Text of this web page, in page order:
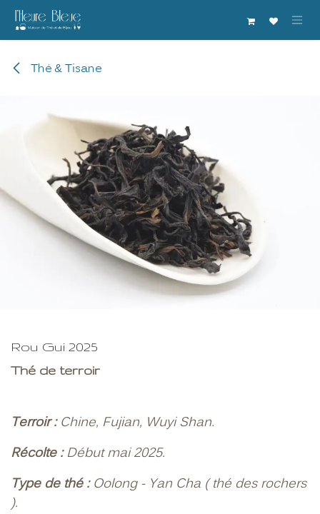
Se rendre au contenu
Thé & Tisane
Rou Gui 2025
Thé de terroir
Terroir :Chine, Fujian, Wuyi Shan.
Récolte :Début mai 2025.
Type de thé :Oolong - Yan Cha ( thé des rochers
).